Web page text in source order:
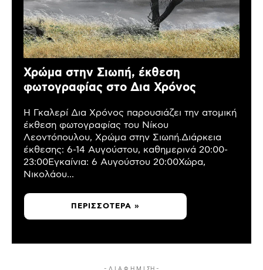
Χρώμα στην Σιωπή, έκθεση
φωτογραφίας στο Δια Χρόνος
Η Γκαλερί Δια Χρόνος παρουσιάζει την ατομική
έκθεση φωτογραφίας του Νίκου
Λεοντόπουλου, Χρώμα στην Σιωπή.Διάρκεια
έκθεσης: 6-14 Αυγούστου, καθημερινά 20:00-
23:00Εγκαίνια: 6 Αυγούστου 20:00Χώρα,
Νικολάου...
ΠΕΡΙΣΣΌΤΕΡΑ »
- Δ Ι Α Φ Η Μ Ι ΣΗ -